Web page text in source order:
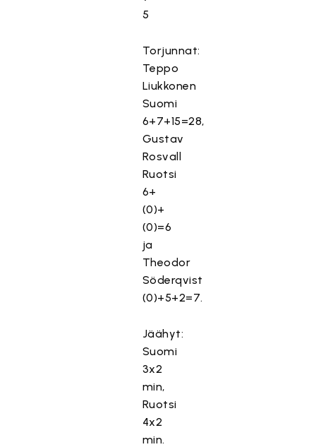
5
Torjunnat:
Teppo
Liukkonen
Suomi
6+7+15=28,
Gustav
Rosvall
Ruotsi
6+
(0)+
(0)=6
ja
Theodor
Söderqvist
(0)+5+2=7.
Jäähyt:
Suomi
3x2
min,
Ruotsi
4x2
min.